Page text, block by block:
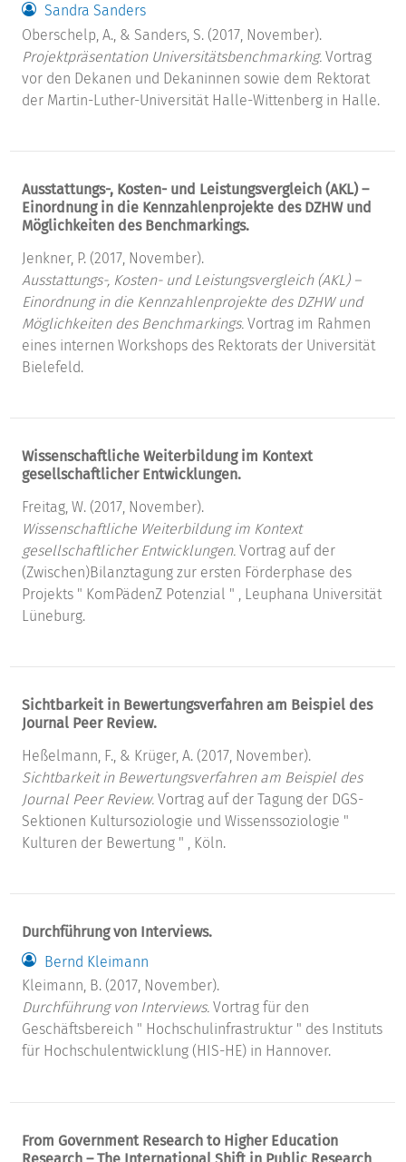
Sandra Sanders
Oberschelp, A., & Sanders, S. (2017, November).
Projektpräsentation Universitätsbenchmarking. Vortrag
vor den Dekanen und Dekaninnen sowie dem Rektorat
der Martin-Luther-Universität Halle-Wittenberg in Halle.
Ausstattungs-, Kosten- und Leistungsvergleich (AKL) –
Einordnung in die Kennzahlenprojekte des DZHW und
Möglichkeiten des Benchmarkings.
Jenkner, P. (2017, November).
Ausstattungs-, Kosten- und Leistungsvergleich (AKL) –
Einordnung in die Kennzahlenprojekte des DZHW und
Möglichkeiten des Benchmarkings. Vortrag im Rahmen
eines internen Workshops des Rektorats der Universität
Bielefeld.
Wissenschaftliche Weiterbildung im Kontext
gesellschaftlicher Entwicklungen.
Freitag, W. (2017, November).
Wissenschaftliche Weiterbildung im Kontext
gesellschaftlicher Entwicklungen. Vortrag auf der
(Zwischen)Bilanztagung zur ersten Förderphase des
Projekts " KomPädenZ Potenzial " , Leuphana Universität
Lüneburg.
Sichtbarkeit in Bewertungsverfahren am Beispiel des
Journal Peer Review.
Heßelmann, F., & Krüger, A. (2017, November).
Sichtbarkeit in Bewertungsverfahren am Beispiel des
Journal Peer Review. Vortrag auf der Tagung der DGS-
Sektionen Kultursoziologie und Wissenssoziologie "
Kulturen der Bewertung " , Köln.
Durchführung von Interviews.
Bernd Kleimann
Kleimann, B. (2017, November).
Durchführung von Interviews. Vortrag für den
Geschäftsbereich " Hochschulinfrastruktur " des Instituts
für Hochschulentwicklung (HIS-HE) in Hannover.
From Government Research to Higher Education